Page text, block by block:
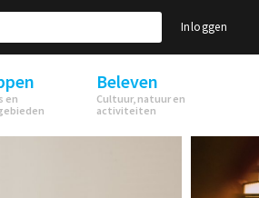
Inloggen
en
Beleven
Cultuur, natuur en
activiteiten